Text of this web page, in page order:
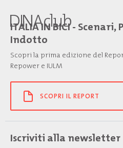
ITALIA IN BICI -
Indotto
Scopri la prima edizione del
Repower e IULM
SCOPRI IL REPORT
Iscriviti alla newsletter